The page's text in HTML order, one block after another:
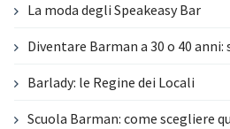
La moda degli Speakeasy Bar
Diventare Barman a 30 o 40 anni:
Barlady: le Regine dei Locali
Scuola Barman: come scegliere